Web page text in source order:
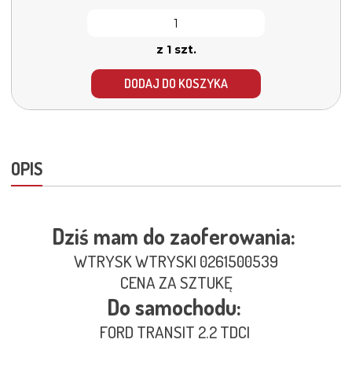
z 1 szt.
DODAJ DO KOSZYKA
OPIS
Dziś mam do zaoferowania:
WTRYSK WTRYSKI 0261500539
CENA ZA SZTUKĘ
Do samochodu:
FORD TRANSIT 2.2 TDCI